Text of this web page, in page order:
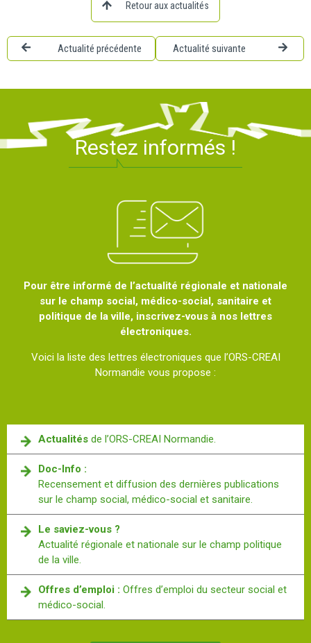
Retour aux actualités
Actualité précédente Actualité suivante
Restez informés !
Pour être informé de l’actualité régionale et nationale
sur le champ social, médico-social, sanitaire et
politique de la ville, inscrivez-vous à nos lettres
électroniques.
Voici la liste des lettres électroniques que l’ORS-CREAI
Normandie vous propose :
Actualités de l’ORS-CREAI Normandie.
Doc-Info :
Recensement et diffusion des dernières publications
sur le champ social, médico-social et sanitaire.
Le saviez-vous ?
Actualité régionale et nationale sur le champ politique
de la ville.
Offres d’emploi : Offres d’emploi du secteur social et
médico-social.